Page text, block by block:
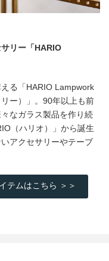
リー「HARIO
る「HARIO Lampwork
ー）」。90年以上も前
なガラス製品を作り続
（ハリオ）」から誕生
アクセサリーやテーブ
テムはこちら ＞＞